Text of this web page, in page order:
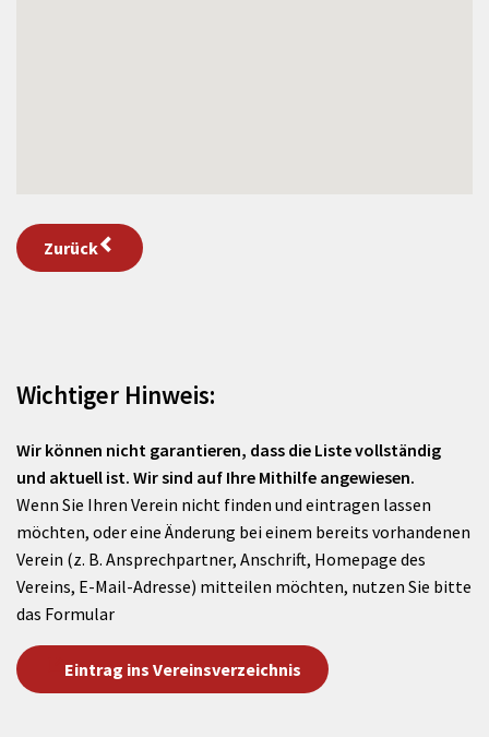
Zurück
Wichtiger Hinweis:
Wir können nicht garantieren, dass die Liste vollständig
und aktuell ist. Wir sind auf Ihre Mithilfe angewiesen.
Wenn Sie Ihren Verein nicht finden und eintragen lassen
möchten, oder eine Änderung bei einem bereits vorhandenen
Verein (z. B. Ansprechpartner, Anschrift, Homepage des
Vereins, E-Mail-Adresse) mitteilen möchten, nutzen Sie bitte
das Formular
Eintrag ins Vereinsverzeichnis